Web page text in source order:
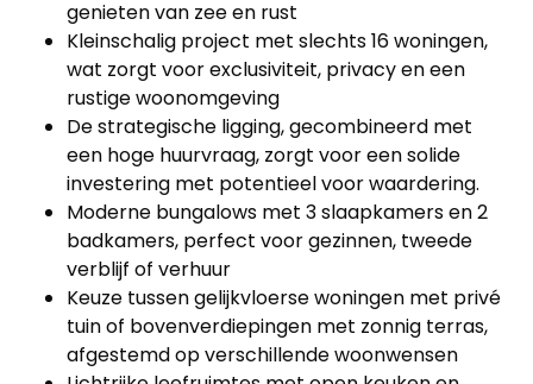
genieten van zee en rust
Kleinschalig project met slechts 16 woningen,
wat zorgt voor exclusiviteit, privacy en een
rustige woonomgeving
De strategische ligging, gecombineerd met
een hoge huurvraag, zorgt voor een solide
investering met potentieel voor waardering.
Moderne bungalows met 3 slaapkamers en 2
badkamers, perfect voor gezinnen, tweede
verblijf of verhuur
Keuze tussen gelijkvloerse woningen met privé
tuin of bovenverdiepingen met zonnig terras,
afgestemd op verschillende woonwensen